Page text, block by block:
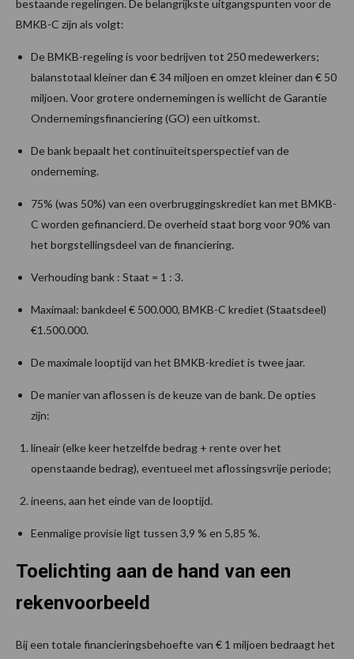
bestaande regelingen. De belangrijkste uitgangspunten voor de
BMKB-C zijn als volgt:
De BMKB-regeling is voor bedrijven tot 250 medewerkers;
balanstotaal kleiner dan € 34 miljoen en omzet kleiner dan € 50
miljoen. Voor grotere ondernemingen is wellicht de Garantie
Ondernemingsfinanciering (GO) een uitkomst.
De bank bepaalt het continuïteitsperspectief van de
onderneming.
75% (was 50%) van een overbruggingskrediet kan met BMKB-
C worden gefinancierd. De overheid staat borg voor 90% van
het borgstellingsdeel van de financiering.
Verhouding bank : Staat = 1 : 3.
Maximaal: bankdeel € 500.000, BMKB-C krediet (Staatsdeel)
€1.500.000.
De maximale looptijd van het BMKB-krediet is twee jaar.
De manier van aflossen is de keuze van de bank. De opties
zijn:
lineair (elke keer hetzelfde bedrag + rente over het
openstaande bedrag), eventueel met aflossingsvrije periode;
ineens, aan het einde van de looptijd.
Eenmalige provisie ligt tussen 3,9 % en 5,85 %.
Toelichting aan de hand van een
rekenvoorbeeld
Bij een totale financieringsbehoefte van € 1 miljoen bedraagt het